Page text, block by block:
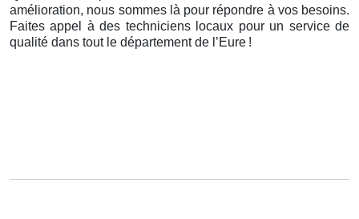
amélioration, nous sommes là pour répondre à vos besoins.
Faites appel à des techniciens locaux pour un service de
qualité dans tout le département de l’Eure !